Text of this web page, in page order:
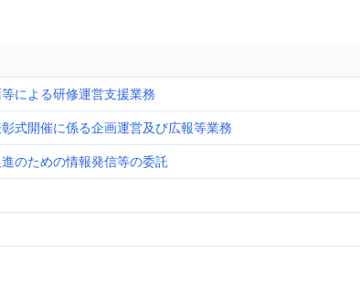
による研修運営支援業務
式開催に係る企画運営及び広報等業務
のための情報発信等の委託